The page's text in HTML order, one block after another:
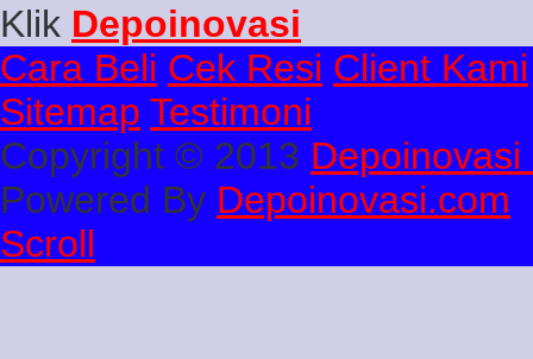
Klik Depoinovasi
Cara Beli Cek Resi Client Kami
Sitemap Testimoni
Copyright © 2013
Powered By Depoinovasi.com
Scroll